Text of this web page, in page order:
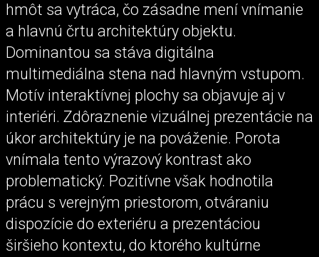
hmôt sa vytráca, čo zásadne mení vnímanie
a hlavnú črtu architektúry objektu.
Dominantou sa stáva digitálna
multimediálna stena nad hlavným vstupom.
Motív interaktívnej plochy sa objavuje aj v
interiéri. Zdôraznenie vizuálnej prezentácie na
úkor architektúry je na pováženie. Porota
vnímala tento výrazový kontrast ako
problematický. Pozitívne však hodnotila
prácu s verejným priestorom, otváraniu
dispozície do exteriéru a prezentáciou
širšieho kontextu, do ktorého kultúrne